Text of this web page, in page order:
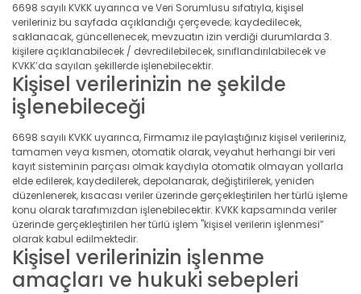
6698 sayılı KVKK uyarınca ve Veri Sorumlusu sıfatıyla, kişisel
verileriniz bu sayfada açıklandığı çerçevede; kaydedilecek,
saklanacak, güncellenecek, mevzuatın izin verdiği durumlarda 3.
kişilere açıklanabilecek / devredilebilecek, sınıflandırılabilecek ve
KVKK’da sayılan şekillerde işlenebilecektir.
Kişisel verilerinizin ne şekilde
işlenebileceği
6698 sayılı KVKK uyarınca, Firmamız ile paylaştığınız kişisel verileriniz,
tamamen veya kısmen, otomatik olarak, veyahut herhangi bir veri
kayıt sisteminin parçası olmak kaydıyla otomatik olmayan yollarla
elde edilerek, kaydedilerek, depolanarak, değiştirilerek, yeniden
düzenlenerek, kısacası veriler üzerinde gerçekleştirilen her türlü işleme
konu olarak tarafımızdan işlenebilecektir. KVKK kapsamında veriler
üzerinde gerçekleştirilen her türlü işlem "kişisel verilerin işlenmesi”
olarak kabul edilmektedir.
Kişisel verilerinizin işlenme
amaçları ve hukuki sebepleri